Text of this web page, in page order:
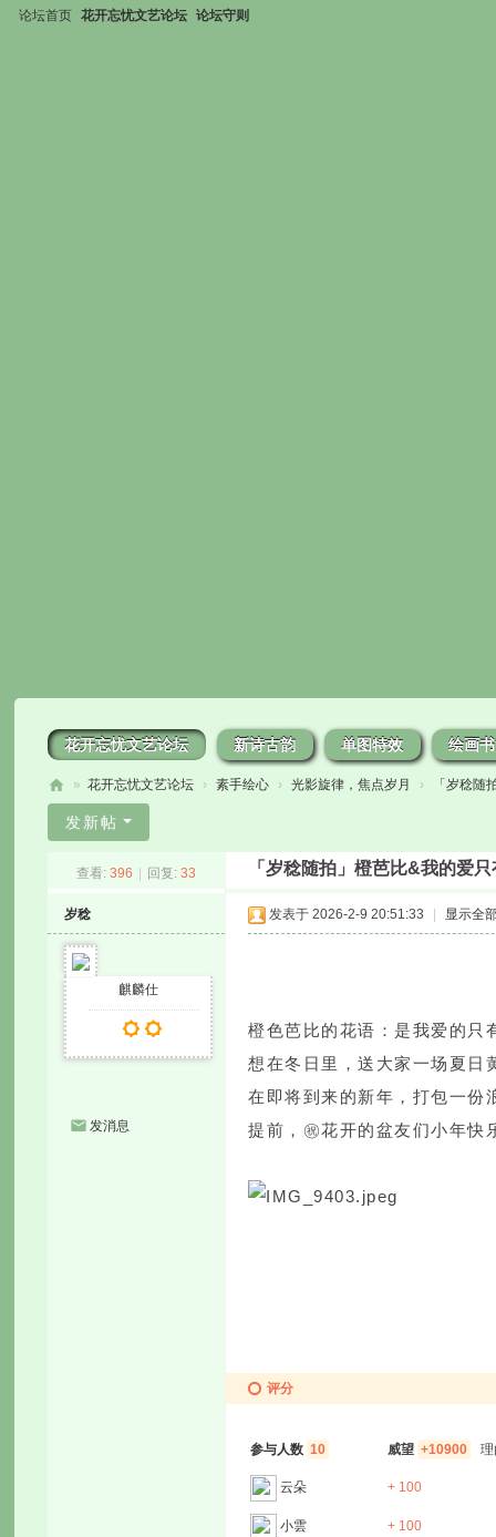
论坛首页 花开忘忧文艺论坛 论坛守则
花开忘忧文艺论坛 新诗古韵 单图特效 绘画
忧
» 花开忘忧文艺论坛 › 素手绘心 › 光影旋律，焦点岁月 › 「岁稔随
发新帖
查看: 396 回复: 33 「岁稔随拍」橙芭比&我的爱
岁稔
麒麟仕
发消息
发表于 2026-2-9 20:51:33 显示全
橙色芭比的花语：是我爱的只
想在冬日里，送大家一场夏日
在即将到来的新年，打包一份
提前，㊗️花开的盆友们小年快
评分
参与人数 10 威望 +10900 理
云朵 + 100
小雲 + 100